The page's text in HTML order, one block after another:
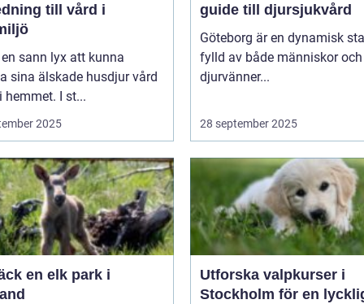
till vård i
sann lyx att kunna
sina älskade husdjur vård
hemmet. I st...
2025
guide till djursjukvård
Göteborg är en dynamisk
fylld av både människor
djurvänner...
28 september 2025
en elk park i
Utforska valpkurser i
Stockholm för en